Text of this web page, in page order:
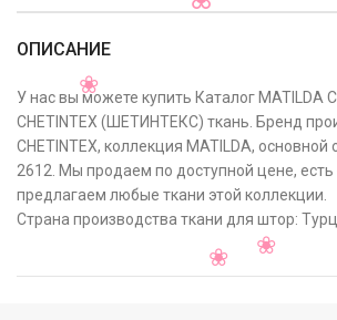
ОПИСАНИЕ
У нас вы можете купить Каталог MATILDA
CHETINTEX (ШЕТИНТЕКС) ткань. Бренд
CHETINTEX, коллекция MATILDA,
2612. Мы продаем по доступной цене, есть
предлагаем любые ткани этой коллекции.
Страна производства ткани для штор: